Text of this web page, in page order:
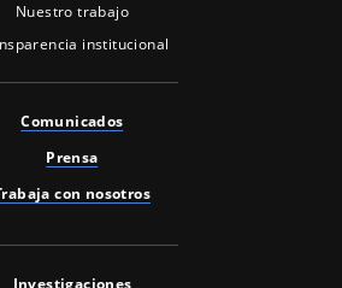
Nuestro trabajo
institucional
Comunicados
Prensa
con nosotros